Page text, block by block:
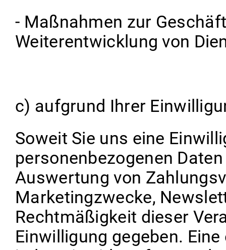
- Maßnahmen zur
Weiterentwicklung von
c) aufgrund Ihrer
Soweit Sie uns eine
personenbezogenen
Auswertung von
Marketingzwecke,
Rechtmäßigkeit dieser
Einwilligung gegeben.